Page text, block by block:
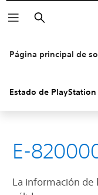
Buscar
Página principal de
Estado de PlayStation
E-
La información de